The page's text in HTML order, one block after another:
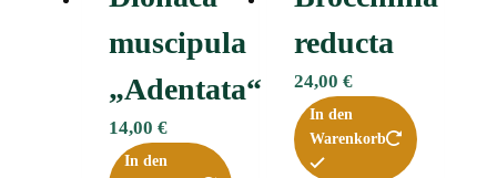
muscipula
„Adentata“ﾠ
14,00 €
In den
reducta
24,00 €
In den
Warenkorb